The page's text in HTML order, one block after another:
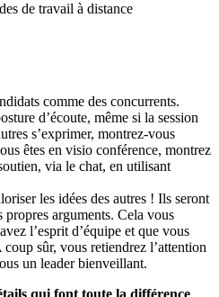
de travail à distance
comme des concurrents.
d’écoute, même si la session
s’exprimer, montrez-vous
êtes en visio conférence, montrez
via le chat, en utilisant
les idées des autres ! Ils seront
arguments. Cela vous
l’esprit d’équipe et que vous
sûr, vous retiendrez l’attention
un leader bienveillant.
qui font toute la différence